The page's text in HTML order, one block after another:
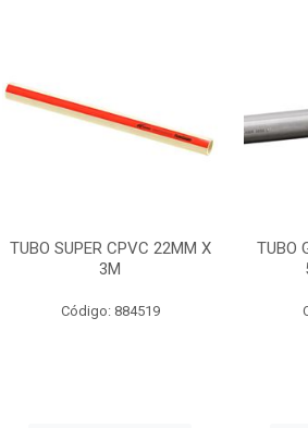
TUBO SUPER CPVC 22MM X
3M
Código: 884519
TUBO